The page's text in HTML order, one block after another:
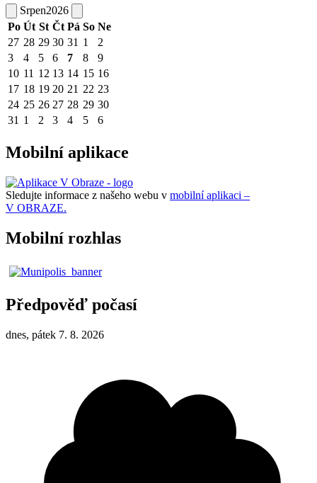
Srpen2026
Po Út St Čt Pá So Ne
27 28 29 30 31 1
2
3
4 5 6 7 8
9
10 11 12 13 14 15 16
17 18 19 20 21 22 23
24 25 26 27 28 29 30
31 1 2 3 4 5 6
Mobilní aplikace
Sledujte informace z našeho webu v mobilní aplikaci –
V OBRAZE.
Mobilní rozhlas
Předpověď počasí
dnes, pátek 7. 8. 2026